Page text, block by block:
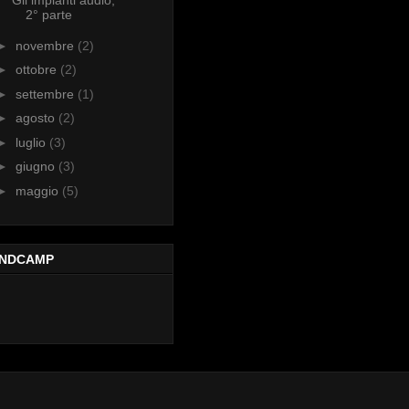
2° parte
novembre (2)
ottobre (2)
settembre (1)
agosto (2)
luglio (3)
giugno (3)
maggio (5)